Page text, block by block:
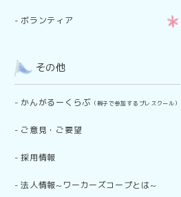
- ボランティア
その他
- かんがるーくらぶ （親子で参加するプレスクール）
- ご意見・ご要望
-採用情報
-法人情報~ワーカーズコープとは~